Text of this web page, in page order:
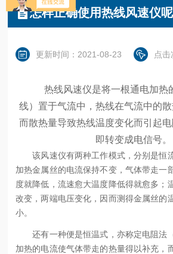
怎样正确使用热线风速仪呢
更新时间：2021-08-23 点
热线风速仪是将一根通电加热
线）置于气流中，热线在气流中的散
而散热量导致热线温度变化而引起
即转变成电信号。
该风速仪有两种工作模式，分别是恒
加热金属丝的电流保持不变，气体带走一
度就降低，流速愈大温度降低得就愈多；
改变，两端电压变化，因而测得金属丝的
小。
还有一种便是恒温式，亦称定电阻法
加热的电流使气体带走的热量得以补充，